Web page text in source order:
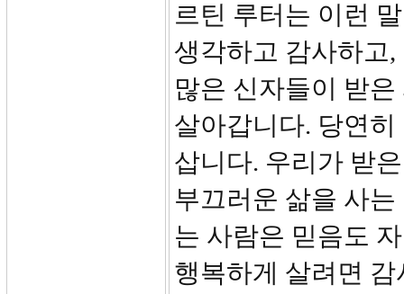
르틴 루터는 이런
생각하고 감사하고
많은 신자들이 받
살아갑니다. 당연
삽니다. 우리가 받
부끄러운 삶을 사
는 사람은 믿음도
행복하게 살려면